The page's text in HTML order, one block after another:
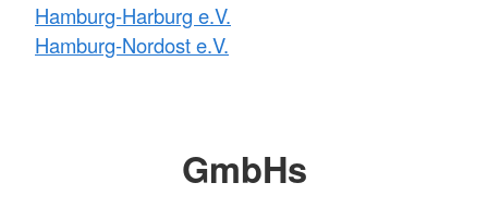
Hamburg-Harburg e.V.
Hamburg-Nordost e.V.
GmbHs